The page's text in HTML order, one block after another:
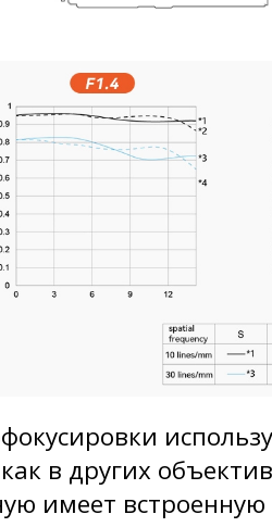
в других
имеет встроенную